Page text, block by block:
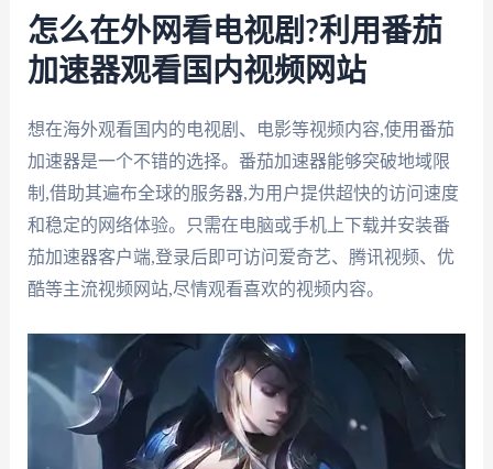
怎么在外网看电视剧?利用番茄
加速器观看国内视频网站
想在海外观看国内的电视剧、电影等视频内容,使用番茄
加速器是一个不错的选择。番茄加速器能够突破地域限
制,借助其遍布全球的服务器,为用户提供超快的访问速度
和稳定的网络体验。只需在电脑或手机上下载并安装番
茄加速器客户端,登录后即可访问爱奇艺、腾讯视频、优
酷等主流视频网站,尽情观看喜欢的视频内容。